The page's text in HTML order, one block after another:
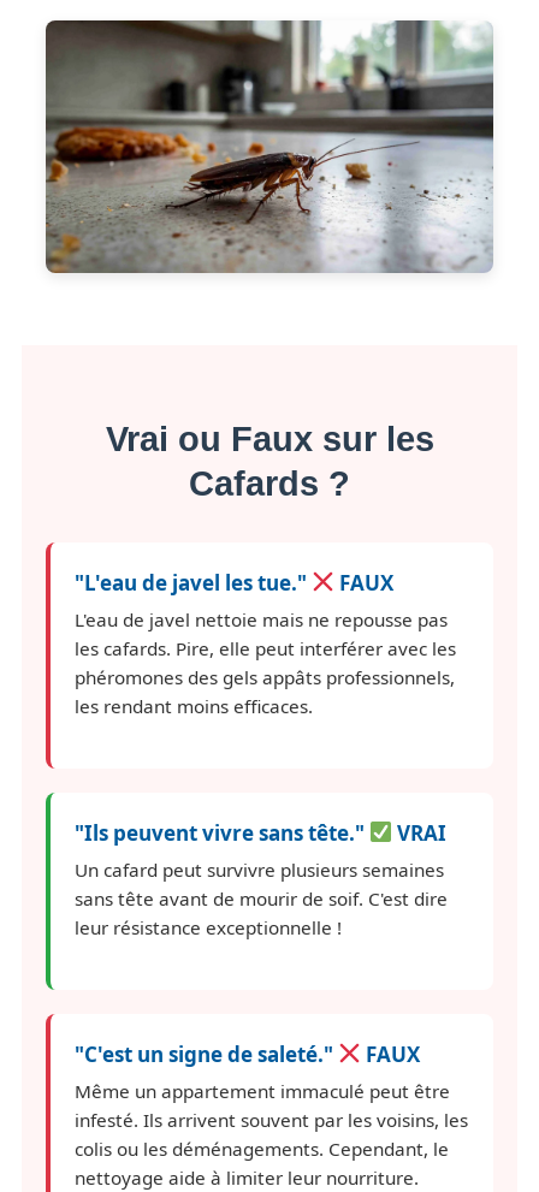
Vrai ou Faux sur les
Cafards ?
"L'eau de javel les tue." FAUX
L'eau de javel nettoie mais ne repousse pas
les cafards. Pire, elle peut interférer avec les
phéromones des gels appâts professionnels,
les rendant moins efficaces.
"Ils peuvent vivre sans tête." VRAI
Un cafard peut survivre plusieurs semaines
sans tête avant de mourir de soif. C'est dire
leur résistance exceptionnelle !
"C'est un signe de saleté." FAUX
Même un appartement immaculé peut être
infesté. Ils arrivent souvent par les voisins, les
colis ou les déménagements. Cependant, le
nettoyage aide à limiter leur nourriture.